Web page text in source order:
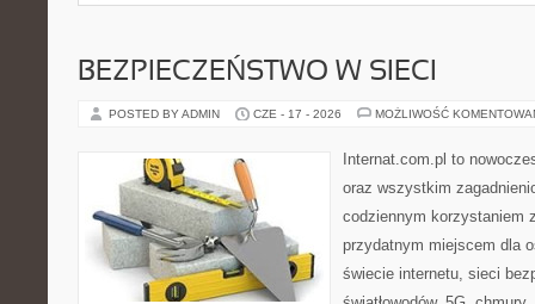
BEZPIECZEŃSTWO W SIECI
POSTED BY ADMIN CZE - 17 - 2026 MOŻLIWOŚĆ
Internat.com.pl to
oraz wszystkim
codziennym korzystaniem
przydatnym miejscem dla
świecie internetu, sieci